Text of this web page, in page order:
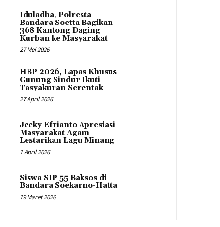
Iduladha, Polresta
Bandara Soetta Bagikan
368 Kantong Daging
Kurban ke Masyarakat
27 Mei 2026
HBP 2026, Lapas Khusus
Gunung Sindur Ikuti
Tasyakuran Serentak
27 April 2026
Jecky Efrianto Apresiasi
Masyarakat Agam
Lestarikan Lagu Minang
1 April 2026
Siswa SIP 55 Baksos di
Bandara Soekarno-Hatta
19 Maret 2026